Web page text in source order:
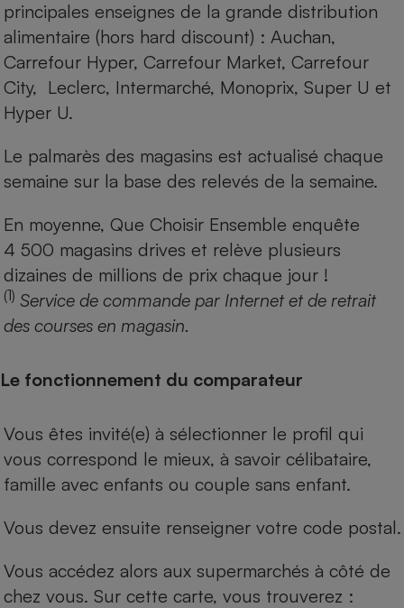
principales enseignes de la grande distribution
alimentaire (hors hard discount) : Auchan,
Carrefour Hyper, Carrefour Market, Carrefour
City, Leclerc, Intermarché, Monoprix, Super U et
Hyper U.
Le palmarès des magasins est actualisé chaque
semaine sur la base des relevés de la semaine.
En moyenne, Que Choisir Ensemble enquête
4 500 magasins drives et relève plusieurs
dizaines de millions de prix chaque jour !
(1) Service de commande par Internet et de retrait
des courses en magasin.
Le fonctionnement du comparateur
Vous êtes invité(e) à sélectionner le profil qui
vous correspond le mieux, à savoir célibataire,
famille avec enfants ou couple sans enfant.
Vous devez ensuite renseigner votre code postal.
Vous accédez alors aux supermarchés à côté de
chez vous. Sur cette carte, vous trouverez :